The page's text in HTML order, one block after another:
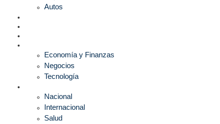
Autos
Economía y Finanzas
Negocios
Tecnología
Nacional
Internacional
Salud